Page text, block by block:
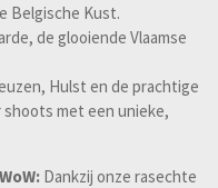
Belgische Kust.
de glooiende Vlaamse
Hulst en de prachtige
met een unieke,
Dankzij onze rasechte